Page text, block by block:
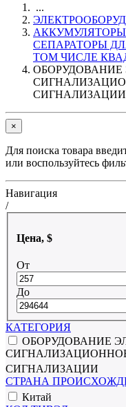
...
СЕПАРАТОРЫ
ТОМ ЧИСЛЕ
ОБОРУДОВАНИЕ
СИГНАЛИЗАЦИИ
×
Для поиска товара
или воспользуйтесь
Навигация
/
Цена, $
От
До
КАТЕГОРИЯ
ОБОРУДОВАНИЕ
СИГНАЛИЗАЦИИ
СТРАНА
Китай